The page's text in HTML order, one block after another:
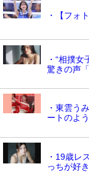
・【フォ
・“相撲
驚きの声
・東雲う
ートのよ
・19歳レ
っちが好